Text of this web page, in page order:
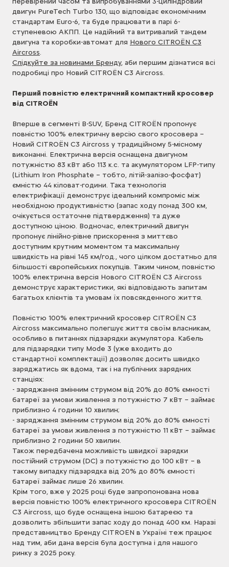
двигун PureTech Turbo 130, що відповідає економічним
стандартам Euro-6, та буде працювати в парі 6-
ступеневою АКПП. Це надійний та витривалий тандем
двигуна та коробки-автомат для Нового CITROЁN C3
Aircross.
Слідкуйте за новинами Бренду, аби першим дізнатися всі
подробиці про Новий CITROЁN C3 Aircross.
Перший повністю електричний компактний кросовер
від CITROЁN
Вперше в сегменті B-SUV, Бренд CITROЁN пропонує
повністю 100% електричну версію свого кросовера –
Новий CITROЁN C3 Aircross у традиційному 5-місному
виконанні. Електрична версія оснащена двигуном
потужністю 83 кВт або 113 к.с. та акумулятором LFP-типу
(Lithium Iron Phosphate – тобто, літій-залізо-фосфат)
ємністю 44 кіловат-години. Така технологія
електрифікації демонструє ідеальний компроміс між
необхідною продуктивністю (запас ходу понад 300 км,
очікується остаточне підтвердження) та дуже
доступною ціною. Водночас, електричний двигун
пропонує лінійно-рівне прискорення з миттєво
доступним крутним моментом та максимальну
швидкість на рівні 145 км/год., чого цілком достатньо для
більшості європейських покупців. Таким чином, повністю
100% електрична версія Нового CITROЁN C3 Aircross
демонструє характеристики, які відповідають запитам
багатьох клієнтів та умовам їх повсякденного життя.
Повністю 100% електричний кросовер CITROЁN C3
Aircross максимально полегшує життя своїм власникам,
особливо в питаннях підзарядки акумулятора. Кабель
для підзарядки типу Mode 3 (уже входить до
стандартної комплектації) дозволяє досить швидко
заряджатись як вдома, так і на публічних зарядних
станціях:
- заряджання змінним струмом від 20% до 80% ємності
батареї за умови живлення з потужністю 7 кВт – займає
приблизно 4 години 10 хвилин;
- заряджання змінним струмом від 20% до 80% ємності
батареї за умови живлення з потужністю 11 кВт – займає
приблизно 2 години 50 хвилин.
Також передбачена можливість швидкої зарядки
постійний струмом (DC) з потужністю до 100 кВт – в
такому випадку підзарядка від 20% до 80% ємності
батареї займає лише 26 хвилин.
Крім того, вже у 2025 році буде запропонована нова
версія повністю 100% електричного кросовера CITROЁN
C3 Aircross, що буде оснащена іншою батареєю та
дозволить збільшити запас ходу до понад 400 км. Наразі
представництво Бренду CITROEN в Україні теж працює
над тим, аби дана версія була доступна і для нашого
ринку з 2025 року.